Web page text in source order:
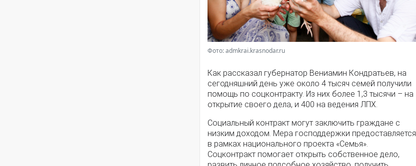
Фото: admkrai.krasnodar.ru
Как рассказал губернатор Вениамин Кондратьев, на
сегодняшний день уже около 4 тысяч семей получили
помощь по соцконтракту. Из них более 1,3 тысячи – на
открытие своего дела, и 400 на ведения ЛПХ.
Социальный контракт могут заключить граждане с
низким доходом. Мера господдержки предоставляется
в рамках национального проекта «Семья».
Соцконтракт помогает открыть собственное дело,